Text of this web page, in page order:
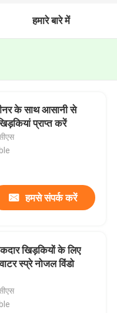
हमारे बारे में
के साथ आसानी से
प्राप्त करें
हमसे संपर्क करें
खिड़कियों के लिए
स्प्रे नोजल विंडो